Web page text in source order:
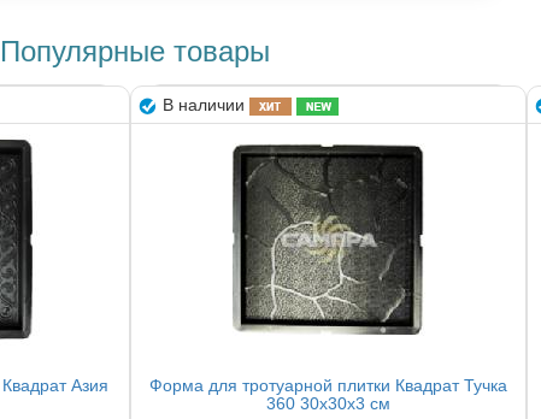
Популярные товары
Азия
В наличии
Форма для тротуарной плитки Квадрат Тучка
360 30х30х3 см